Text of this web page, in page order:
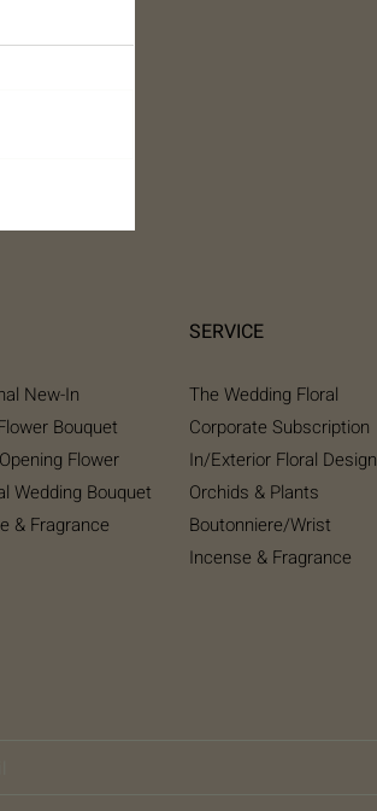
New-In
Bouquet
Flower
Wedding Bouquet​
& Fragrance
SERVICE
The Wedding Floral
Corporate Subscription
In/Exterior Floral Design
Orchids & Plants
Boutonniere/Wrist
Incense & Fragrance